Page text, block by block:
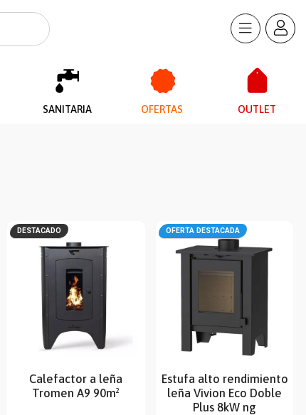
SANITARIA OFERTAS OUTLET
DESTACADO
Calefactor a leña
Tromen A9 90m²
OFERTA DESTACADA
Estufa alto rendimiento
leña Vivion Eco Doble
Plus 8kW ng